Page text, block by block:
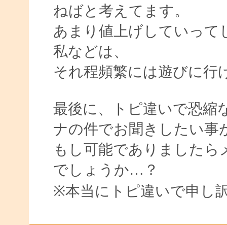
ねばと考えてます。
あまり値上げしていって
私などは、
それ程頻繁には遊びに
最後に、トピ違いで恐縮
ナの件でお聞きしたい事
もし可能でありました
でしょうか…？
※本当にトピ違いで申し